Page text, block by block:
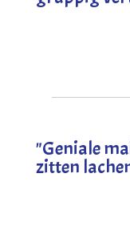
"Geniale
zitten